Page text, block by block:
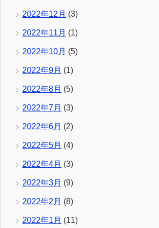
2022年12月 (3)
2022年11月 (1)
2022年10月 (5)
2022年9月 (1)
2022年8月 (5)
2022年7月 (3)
2022年6月 (2)
2022年5月 (4)
2022年4月 (3)
2022年3月 (9)
2022年2月 (8)
2022年1月 (11)